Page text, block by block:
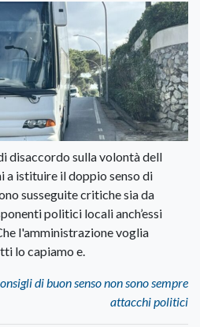
disaccordo sulla volontà dell
a istituire il doppio senso di
susseguite critiche sia da
politici locali anch’essi
l'amministrazione voglia
lo capiamo e.
di buon senso non sono sempre
attacchi politici